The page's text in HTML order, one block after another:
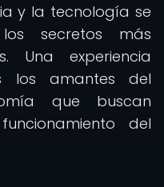
y la tecnología se
secretos más
Una experiencia
los amantes del
que buscan
del